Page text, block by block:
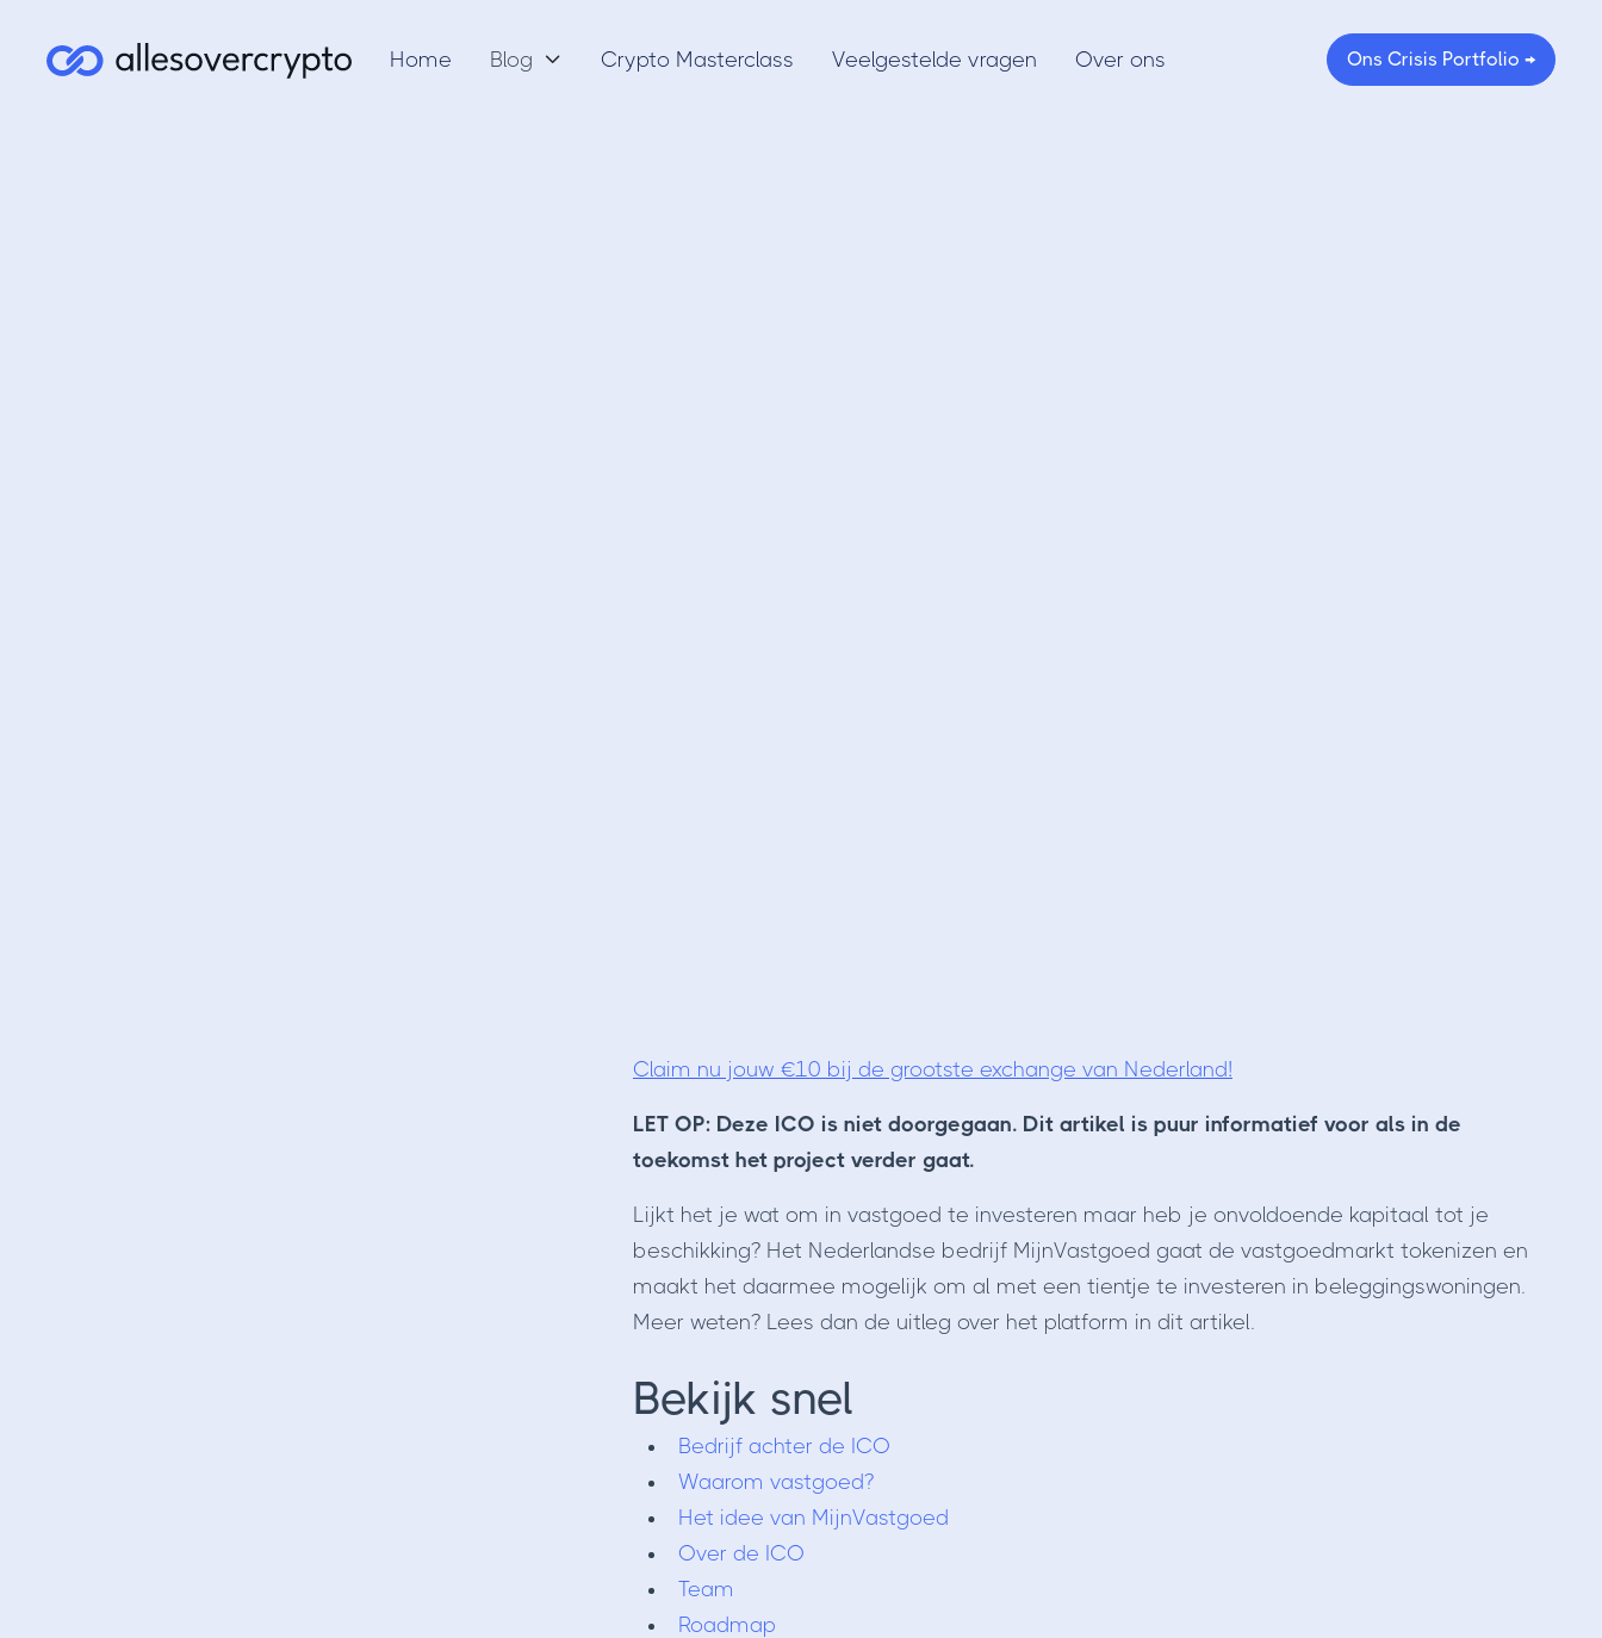
Home Blog  Crypto Masterclass Veelgestelde vragen Over ons Ons Crisis Portfolio →
Claim nu jouw €10 bij de grootste exchange van Nederland!
LET OP: Deze ICO is niet doorgegaan. Dit artikel is puur informatief voor als in de
toekomst het project verder gaat.
Lijkt het je wat om in vastgoed te investeren maar heb je onvoldoende kapitaal tot je
beschikking? Het Nederlandse bedrijf MijnVastgoed gaat de vastgoedmarkt tokenizen en
maakt het daarmee mogelijk om al met een tientje te investeren in beleggingswoningen.
Meer weten? Lees dan de uitleg over het platform in dit artikel.
Bekijk snel
Bedrijf achter de ICO
Waarom vastgoed?
Het idee van MijnVastgoed
Over de ICO
Team
Roadmap